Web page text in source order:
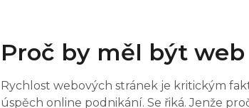
Proč by měl být
Rychlost webových stránek je kritickým
úspěch online podnikání. Se řiká. Jenže